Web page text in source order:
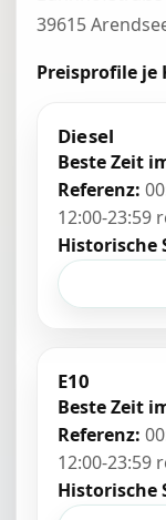
39615
Preisprofile
Diesel
Beste Zeit
Referenz:
12:00-23:59
Historische
E10
Beste Zeit
Referenz:
12:00-23:59
Historische